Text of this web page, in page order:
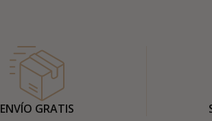
ENVÍO GRATIS